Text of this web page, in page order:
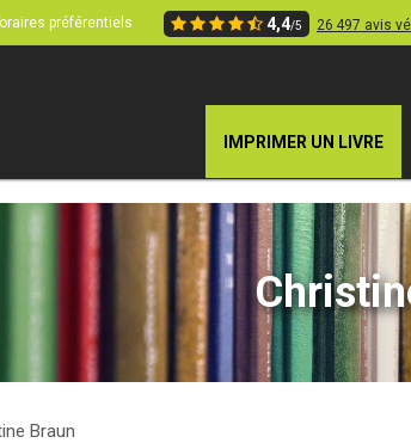
préférentiels 4,4/5 26 497 avis
IMPRIMER UN LIVRE
Braun